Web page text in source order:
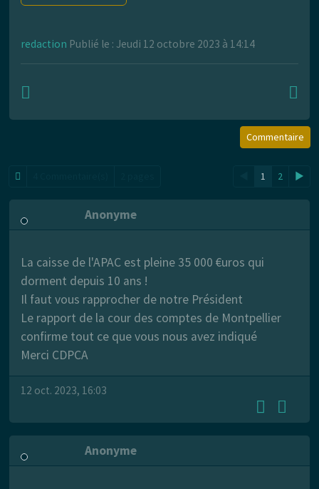
redaction Publié le : Jeudi 12 octobre 2023 à 14:14
Commentaire
1 2 ►
Anonyme
La caisse de l'APAC est pleine 35 000 €uros qui
dorment depuis 10 ans !
Il faut vous rapprocher de notre Président
Le rapport de la cour des comptes de Montpellier
confirme tout ce que vous nous avez indiqué
Merci CDPCA
12 oct. 2023, 16:03
Anonyme